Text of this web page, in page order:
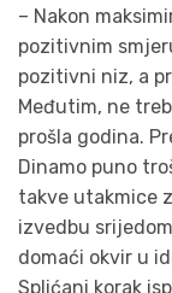
– Nakon
pozitivnim
pozitivni niz, a
Međutim, ne
prošla godina.
Dinamo puno
takve utakmice
izvedbu
domaći okvir u
Splićani korak